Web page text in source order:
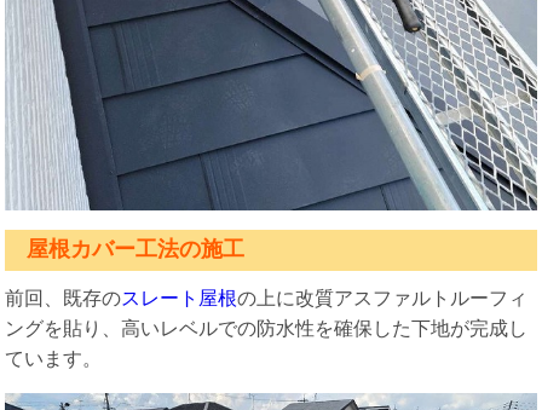
屋根カバー工法の施工
前回、既存のスレート屋根の上に改質アスファルトルーフィ
ングを貼り、高いレベルでの防水性を確保した下地が完成し
ています。